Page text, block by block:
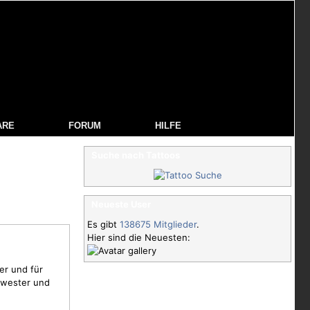
FORUM HILFE
und für
und
Es gibt 138675 Mitglieder.
Hier sind die Neuesten: